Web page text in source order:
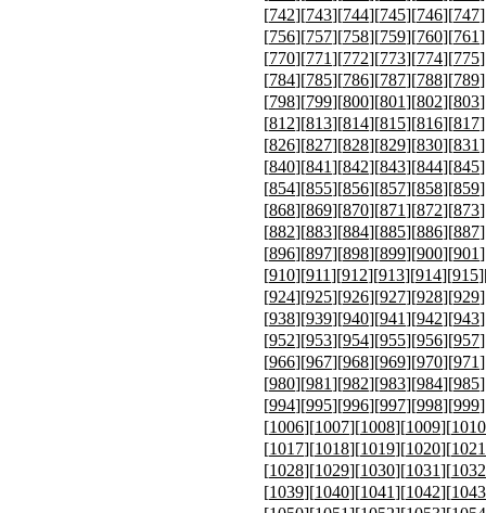
[742][743][744][745][746][747
[756][757][758][759][760][761
[770][771][772][773][774][775
[784][785][786][787][788][789
[798][799][800][801][802][803
[812][813][814][815][816][817
[826][827][828][829][830][831
[840][841][842][843][844][845
[854][855][856][857][858][859
[868][869][870][871][872][873
[882][883][884][885][886][887
[896][897][898][899][900][901
[910][911][912][913][914][915
[924][925][926][927][928][929
[938][939][940][941][942][943
[952][953][954][955][956][957
[966][967][968][969][970][971
[980][981][982][983][984][985
[994][995][996][997][998][999
[1006][1007][1008][1009][1010
[1017][1018][1019][1020][1021
[1028][1029][1030][1031][1032
[1039][1040][1041][1042][1043